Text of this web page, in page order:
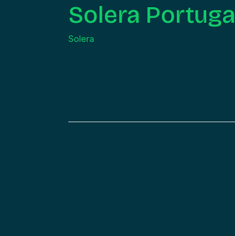
Solera
Solera